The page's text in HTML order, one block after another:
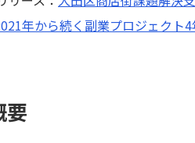
年から続く副業プロジェク
要